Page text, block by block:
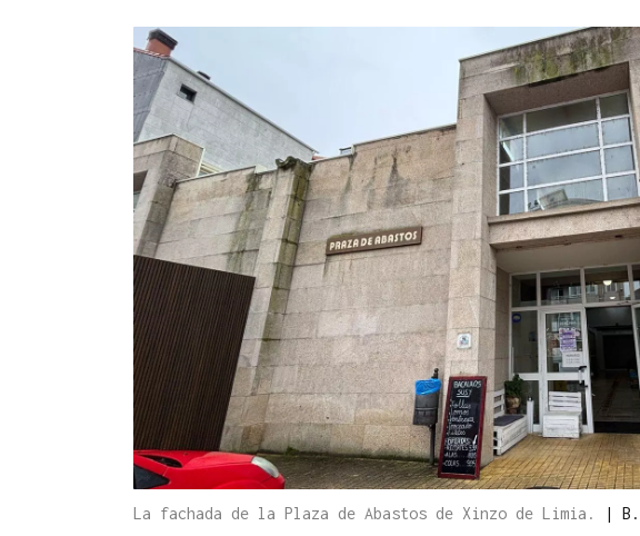
La fachada de la Plaza de Abastos de Xinzo de Limia. |